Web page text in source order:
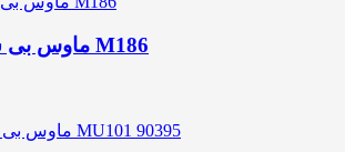
ماوس بی سیم لاجیتک مدل M186